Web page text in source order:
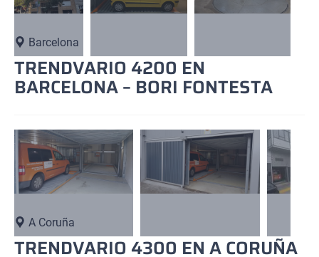
Barcelona
TRENDVARIO 4200 EN
BARCELONA – BORI FONTESTA
A Coruña
TRENDVARIO 4300 EN A CORUÑA